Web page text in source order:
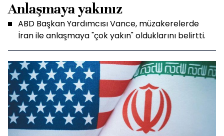
Anlaşmaya yakınız
ABD Başkan Yardımcısı Vance, müzakerelerde
İran ile anlaşmaya "çok yakın" olduklarını belirtti.